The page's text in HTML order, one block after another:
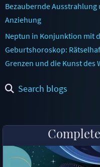
Bezaubernde
Anziehung
Neptun in Konjunktion mit
Geburtshoroskop:
Grenzen und die Kunst des
Search blogs